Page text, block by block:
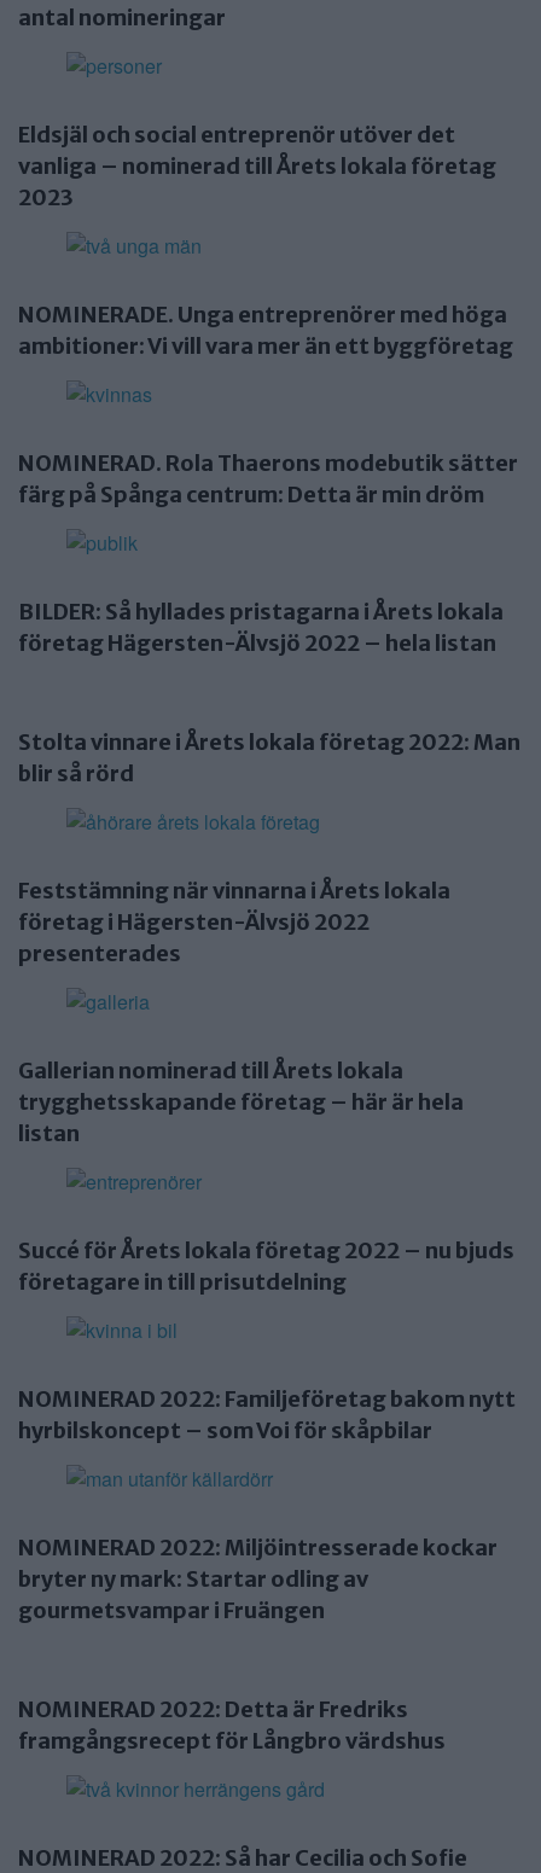
antal nomineringar
Eldsjäl och social entreprenör utöver det
vanliga – nominerad till Årets lokala företag
2023
NOMINERADE. Unga entreprenörer med höga
ambitioner: Vi vill vara mer än ett byggföretag
NOMINERAD. Rola Thaerons modebutik sätter
färg på Spånga centrum: Detta är min dröm
BILDER: Så hyllades pristagarna i Årets lokala
företag Hägersten-Älvsjö 2022 – hela listan
Stolta vinnare i Årets lokala företag 2022: Man
blir så rörd
Feststämning när vinnarna i Årets lokala
företag i Hägersten-Älvsjö 2022
presenterades
Gallerian nominerad till Årets lokala
trygghetsskapande företag – här är hela
listan
Succé för Årets lokala företag 2022 – nu bjuds
företagare in till prisutdelning
NOMINERAD 2022: Familjeföretag bakom nytt
hyrbilskoncept – som Voi för skåpbilar
NOMINERAD 2022: Miljöintresserade kockar
bryter ny mark: Startar odling av
gourmetsvampar i Fruängen
NOMINERAD 2022: Detta är Fredriks
framgångsrecept för Långbro värdshus
NOMINERAD 2022: Så har Cecilia och Sofie